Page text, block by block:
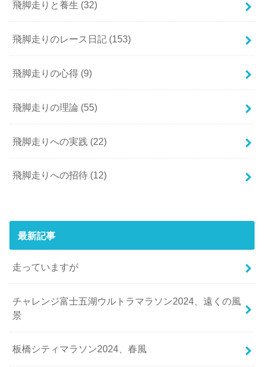
飛脚走りと養生 (32)
飛脚走りのレース日記 (153)
飛脚走りの心得 (9)
飛脚走りの理論 (55)
飛脚走りへの実践 (22)
飛脚走りへの招待 (12)
最新記事
走っていますが
チャレンジ富士五湖ウルトラマラソン2024、遠くの風
景
板橋シティマラソン2024、春風